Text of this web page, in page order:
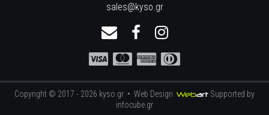
sales@kyso.gr
Copyright © 2017 - 2026 kyso.gr • Web Design
Supported by
infocube.gr